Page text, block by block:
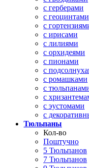
с герберами
с геоцинтами
с
с ирисами
с лилиями
с орхидеями
с пионами
с
с ромашками
с
с
с эустомами
с
Тюльпаны
Кол-во
Поштучно
5 Тюльпанов
7 Тюльпанов